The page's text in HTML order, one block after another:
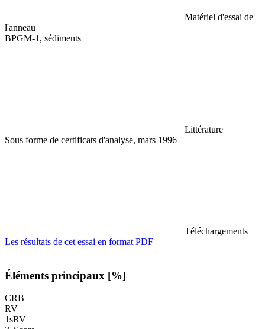
Matériel d'essai de
l'anneau
BPGM-1, sédiments
Littérature
Sous forme de certificats d'analyse, mars 1996
Téléchargements
Les résultats de cet essai en format PDF
Éléments principaux [%]
CRB
RV
1sRV